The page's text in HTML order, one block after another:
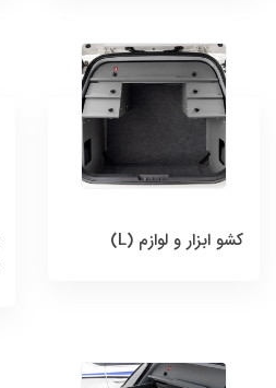
کشو ابزار و لوازم (L)